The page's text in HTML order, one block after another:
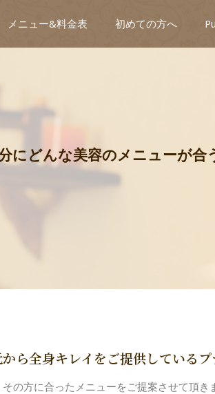
メニュー&料金表 初めての方へ
にどんな美容のメニューが合
ら全身キレイをご提供している
の方に合ったメニューをご提案させて頂